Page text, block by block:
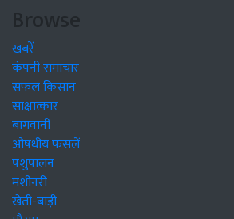
Browse
खबरें
कंपनी समाचार
सफल किसान
साक्षात्कार
बागवानी
औषधीय फसलें
पशुपालन
मशीनरी
खेती-बाड़ी